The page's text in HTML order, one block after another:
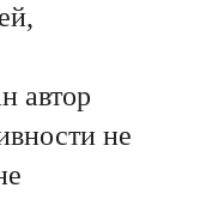
автор
не